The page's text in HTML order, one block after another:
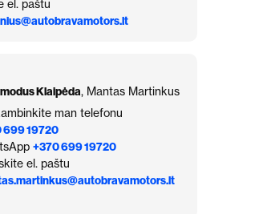
el. paštu
Klaipėda, Mantas Martinkus
man telefonu
699 19720
+370 699 19720
el. paštu